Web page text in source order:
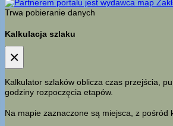
Trwa pobieranie danych
Kalkulacja szlaku
×
Kalkulator szlaków oblicza czas przejścia,
godziny rozpoczęcia etapów.
Na mapie zaznaczone są miejsca, z pośród